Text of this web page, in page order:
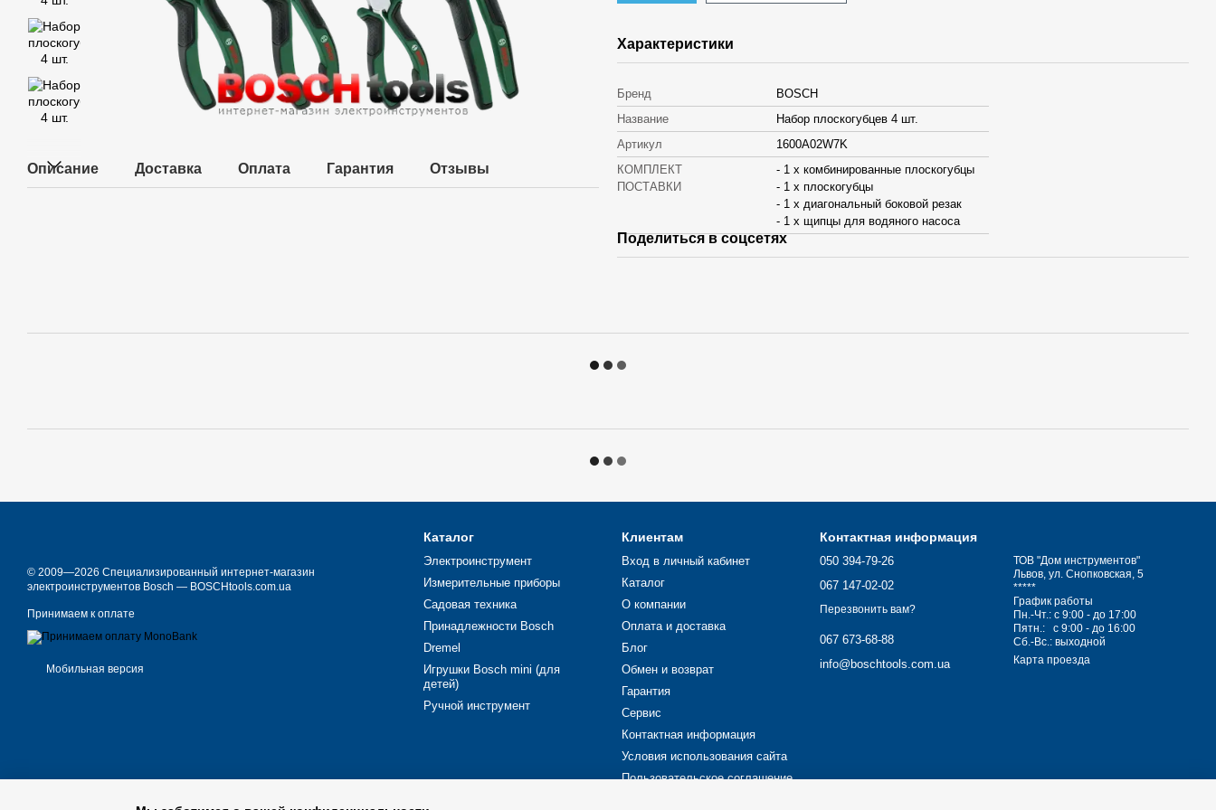
Описание Доставка Оплата Гарантия Отзывы
Характеристики
Бренд
BOSCH
Название
Набор плоскогубцев 4 шт.
Артикул
1600A02W7K
КОМПЛЕКТ
ПОСТАВКИ
- 1 x комбинированные плоскогубцы
- 1 х плоскогубцы
- 1 х диагональный боковой резак
- 1 x щипцы для водяного насоса
Поделиться в соцсетях
© 2009—2026 Специализированный интернет-магазин
электроинструментов Bosch — BOSCHtools.com.ua
Принимаем к оплате
Мобильная версия
Каталог
Электроинструмент
Измерительные приборы
Садовая техника
Принадлежности Bosch
Dremel
Игрушки Bosch mini (для
детей)
Ручной инструмент
Клиентам
Вход в личный кабинет
Каталог
О компании
Оплата и доставка
Блог
Обмен и возврат
Гарантия
Сервис
Контактная информация
Условия использования сайта
Пользовательское соглашение
Контактная информация
050 394-79-26
067 147-02-02
Перезвонить вам?
067 673-68-88
info@boschtools.com.ua
ТОВ "Дом инструментов"
Львов, ул. Снопковская, 5
*****
График работы
Пн.-Чт.: с 9:00 - до 17:00
Пятн.: с 9:00 - до 16:00
Сб.-Вс.: выходной
Карта проезда